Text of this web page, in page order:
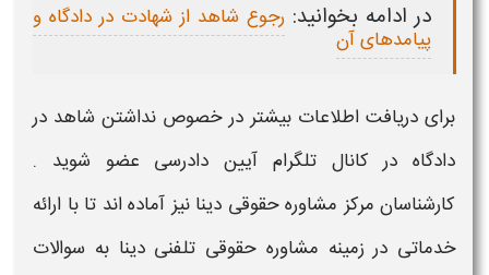
در ادامه بخوانید: رجوع شاهد از شهادت در دادگاه و
پیامدهای آن
برای دریافت اطلاعات بیشتر در خصوص نداشتن شاهد در
دادگاه در کانال تلگرام آیین دادرسی عضو شوید .
کارشناسان مرکز مشاوره حقوقی دینا نیز آماده اند تا با ارائه
خدماتی در زمینه مشاوره حقوقی تلفنی دینا به سوالات